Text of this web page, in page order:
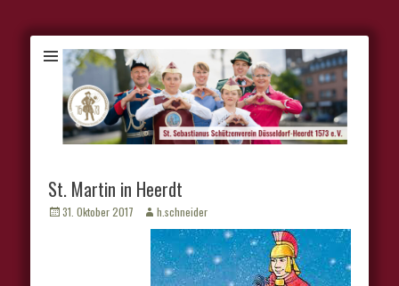
St. Martin in Heerdt
Veröffentlicht
31. Oktober 2017 Autorh.schneider